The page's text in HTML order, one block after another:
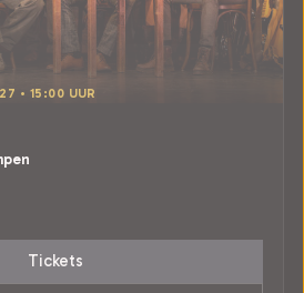
• 15:00 UUR
Tickets